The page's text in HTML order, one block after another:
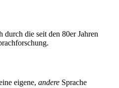
durch die seit den 80er Jahren
eigene, andere Sprache